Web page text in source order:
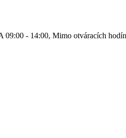
09:00 - 14:00, Mimo otváracích hodín